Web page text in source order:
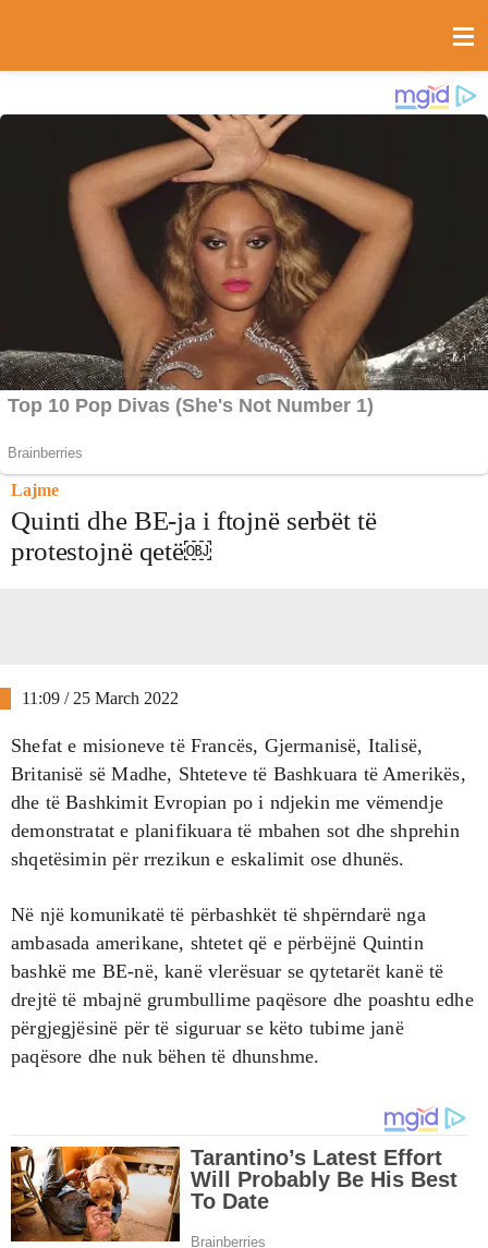
Lajme
Quinti dhe BE-ja i ftojnë serbët të
protestojnë qetë￼
11:09 / 25 March 2022
Shefat e misioneve të Francës, Gjermanisë, Italisë,
Britanisë së Madhe, Shteteve të Bashkuara të Amerikës,
dhe të Bashkimit Evropian po i ndjekin me vëmendje
demonstratat e planifikuara të mbahen sot dhe shprehin
shqetësimin për rrezikun e eskalimit ose dhunës.
Në një komunikatë të përbashkët të shpërndarë nga
ambasada amerikane, shtetet që e përbëjnë Quintin
bashkë me BE-në, kanë vlerësuar se qytetarët kanë të
drejtë të mbajnë grumbullime paqësore dhe poashtu edhe
përgjegjësinë për të siguruar se këto tubime janë
paqësore dhe nuk bëhen të dhunshme.